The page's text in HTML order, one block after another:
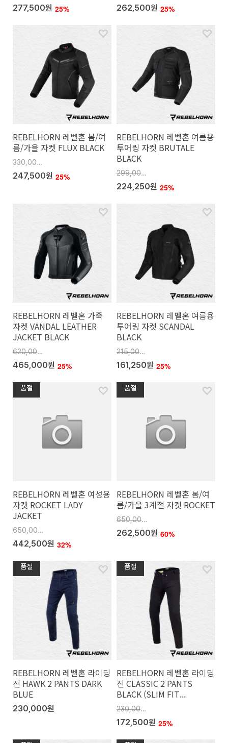
277,500원 25% 262,500원 25%
REBELHORN 레벨혼 봄/여
름/가을 자켓 FLUX BLACK
330,000원
247,500원 25%
REBELHORN 레벨혼 여름용
투어링 자켓 BRUTALE
BLACK
299,000원
224,250원 25%
REBELHORN 레벨혼 가죽
자켓 VANDAL LEATHER
JACKET BLACK
620,000원
465,000원 25%
REBELHORN 레벨혼 여름용
투어링 자켓 SCANDAL
BLACK
215,000원
161,250원 25%
품절
REBELHORN 레벨혼 여성용
자켓 ROCKET LADY
JACKET
650,000원
442,500원 32%
품절
REBELHORN 레벨혼 봄/여
름/가을 3계절 자켓 ROCKET
650,000원
262,500원 60%
품절
REBELHORN 레벨혼 라이딩
진 HAWK 2 PANTS DARK
BLUE
230,000원
품절
REBELHORN 레벨혼 라이딩
진 CLASSIC 2 PANTS
BLACK (SLIM FIT...
230,000원
172,500원 25%